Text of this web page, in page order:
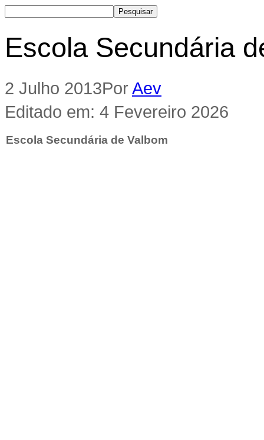
Escola Secundária
2 Julho 2013PorAev
Editado em: 4 Fevereiro 2026
Escola Secundária de Valbom